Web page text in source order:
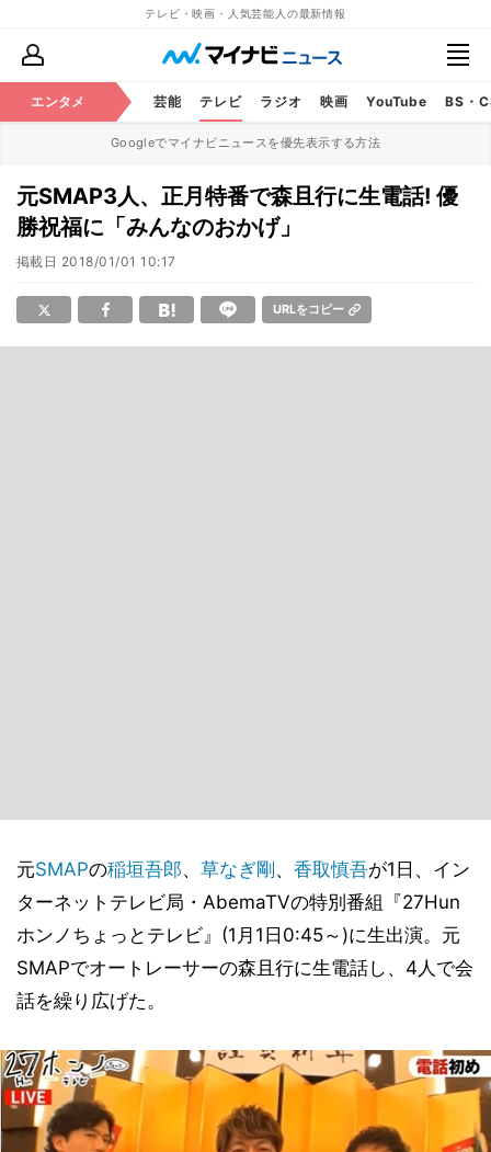
テレビ・映画・人気芸能人の最新情報
エンタメ 芸能 テレビ ラジオ 映画 YouTube BS・
Googleでマイナビニュースを優先表示する方法
元SMAP3人、正月特番で森且行に生電話! 優
勝祝福に「みんなのおかげ」
掲載日 2018/01/01 10:17
URLをコピー
元SMAPの稲垣吾郎、 草なぎ剛 、 香取慎吾が1日、イン
ターネットテレビ局・AbemaTVの特別番組『27Hun
ホンノちょっとテレビ』(1月1日0:45～)に生出演。元
SMAPでオートレーサーの森且行に生電話し、4人で会
話を繰り広げた。